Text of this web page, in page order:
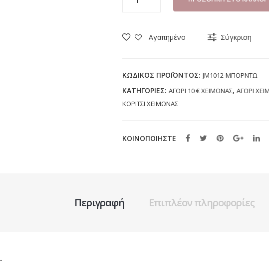
ΜΠΟΡΝΤΩ
(25-
Αγαπημένο Σύγκριση
ΚΩΔΙΚΌΣ ΠΡΟΪΌΝΤΟΣ: JM1012-ΜΠΟΡΝΤΩ
ΚΑΤΗΓΟΡΊΕΣ: ΑΓΟΡΙ 10 € ΧΕΙΜΩΝΑΣ, ΑΓΟΡΙ
ΚΟΡΙΤΣΙ ΧΕΙΜΩΝΑΣ
ΚΟΙΝΟΠΟΙΗΣΤΕ
Περιγραφή Επιπλέον πληροφορίες
.